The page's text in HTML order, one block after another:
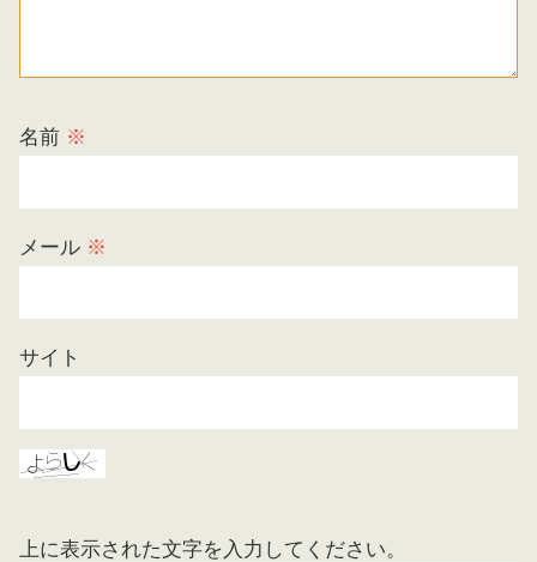
名前 ※
メール ※
サイト
上に表示された文字を入力してください。